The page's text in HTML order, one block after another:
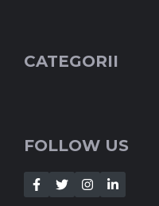
CATEGORII
FOLLOW US